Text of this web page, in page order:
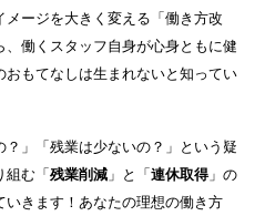
ージを大きく変える「働き方改
働くスタッフ自身が心身ともに健
もてなしは生まれないと知ってい
」「残業は少ないの？」という疑
む「 残業削減 」と「 連休取得 」の
きます！あなたの理想の働き方